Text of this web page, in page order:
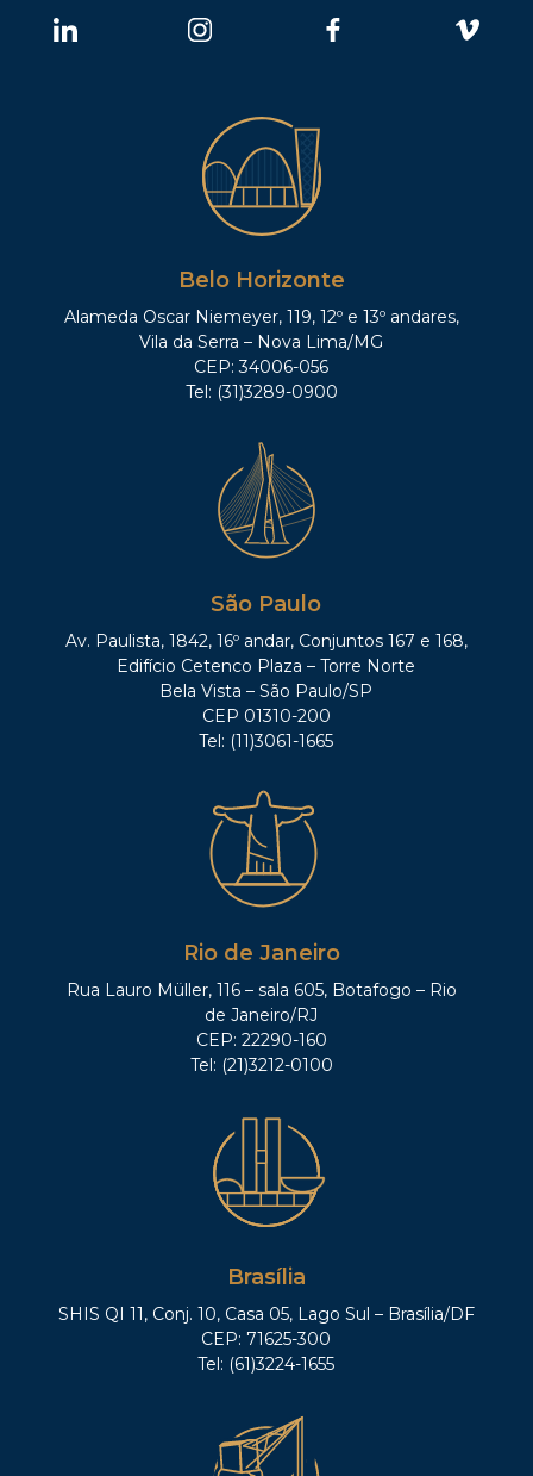
Belo Horizonte
Alameda Oscar Niemeyer, 119, 12º e 13º andares,
Vila da Serra – Nova Lima/MG
CEP: 34006-056
Tel: (31)3289-0900
São Paulo
Av. Paulista, 1842, 16º andar, Conjuntos 167 e 168,
Edifício Cetenco Plaza – Torre Norte
Bela Vista – São Paulo/SP
CEP 01310-200
Tel: (11)3061-1665
Rio de Janeiro
Rua Lauro Müller, 116 – sala 605, Botafogo – Rio
de Janeiro/RJ
CEP: 22290-160
Tel: (21)3212-0100
Brasília
SHIS QI 11, Conj. 10, Casa 05, Lago Sul – Brasília/DF
CEP: 71625-300
Tel: (61)3224-1655